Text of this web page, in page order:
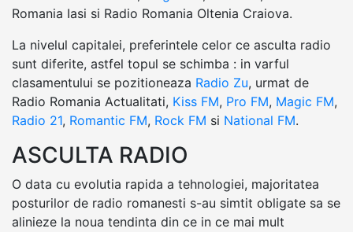
Romania Iasi si Radio Romania Oltenia Craiova.
La nivelul capitalei, preferintele celor ce asculta radio
sunt diferite, astfel topul se schimba : in varful
clasamentului se pozitioneaza Radio Zu, urmat de
Radio Romania Actualitati, Kiss FM, Pro FM, Magic FM,
Radio 21, Romantic FM, Rock FM si National FM.
ASCULTA RADIO
O data cu evolutia rapida a tehnologiei, majoritatea
posturilor de radio romanesti s-au simtit obligate sa se
alinieze la noua tendinta din ce in ce mai mult